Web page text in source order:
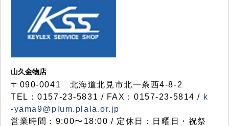
山久金物店
〒090-0041 北海道北見市北一条西4-8-2
TEL：0157-23-5831 / FAX：0157-23-5814 / k
-yama9@plum.plala.or.jp
営業時間：9:00〜18:00 / 定休日：日曜日・祝祭